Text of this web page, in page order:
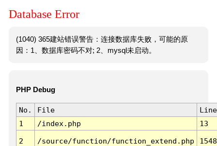
Database Error
(1040) 365建站错误警告：连接数据库失败，可能的原
因：1、数据库密码不对; 2、mysql未启动。
PHP Debug
No. File
Line
1
/index.php 13
2 /source/function/function_extend.php 1548